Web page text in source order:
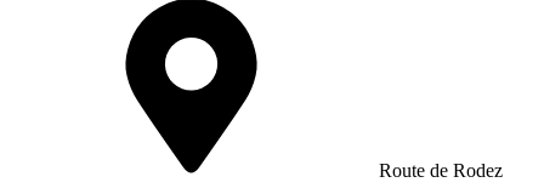
Route de Rodez